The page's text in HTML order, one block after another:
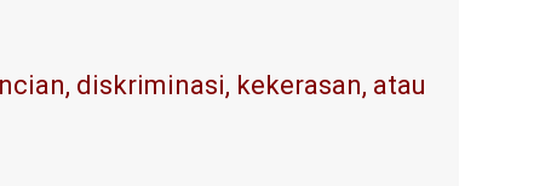
diskriminasi, kekerasan, atau